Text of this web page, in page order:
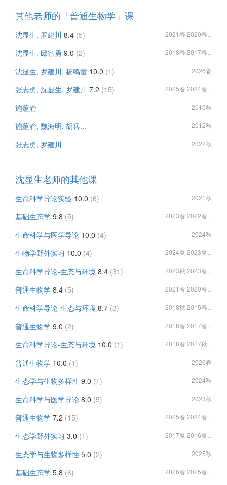
其他老师的「普通生物学」课
沈显生, 罗建川 8.4 (5) 2021春 2020春...
沈显生, 邸智勇 9.0 (2) 2018春 2017春...
沈显生, 罗建川, 杨鸣雷 10.0 (1) 2026春
张志勇, 沈显生, 罗建川 7.2 (15) 2025春 2024春...
施蕴渝 2010秋
施蕴渝, 魏海明, 胡兵... 2012秋
张志勇, 罗建川 2022秋
沈显生老师的其他课
生命科学导论实验 10.0 (6) 2021秋
基础生态学 9.8 (5) 2023春 2022春...
生命科学与医学导论 10.0 (4) 2024秋
生物学野外实习 10.0 (4) 2024夏 2023夏...
生命科学导论-生态与环境 8.4 (31) 2023秋 2023春...
普通生物学 8.4 (5) 2021春 2020春...
生命科学导论-生态与环境 8.7 (3) 2018秋 2015春...
普通生物学 9.0 (2) 2018春 2017春...
生命科学导论-生态与环境 10.0 (1) 2018春 2017秋...
普通生物学 10.0 (1) 2026春
生态学与生物多样性 9.0 (1) 2024秋
生命科学与医学导论 8.0 (5) 2023秋
普通生物学 7.2 (15) 2025春 2024春...
生态学野外实习 3.0 (1) 2017夏 2016夏...
生态学与生物多样性 5.0 (2) 2025秋
基础生态学 5.8 (6) 2026春 2025春...